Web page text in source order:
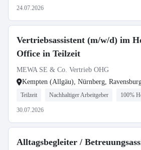
24.07.2026
Vertriebsassistent (m/w/d) im
Office in Teilzeit
MEWA SE & Co. Vertrieb OHG
Kempten (Allgäu), Nürnberg,
Teilzeit Nachhaltiger Arbeitgeber 100%
30.07.2026
Alltagsbegleiter /